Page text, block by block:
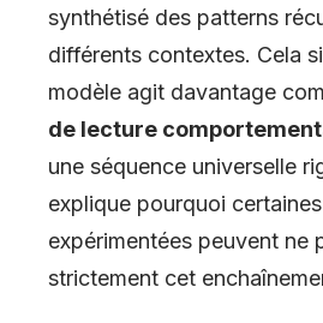
synthétisé des patterns
différents contextes. Cela
modèle agit davantage
de lecture
une séquence universelle
explique pourquoi
expérimentées peuvent ne
strictement cet